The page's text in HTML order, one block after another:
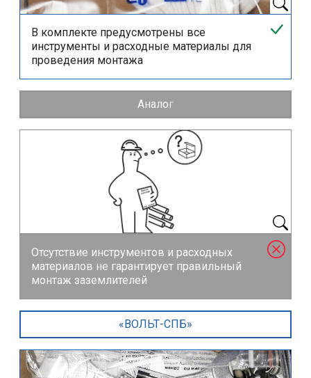
В комплекте предусмотрены все
инструменты и расходные материалы для
проведения монтажа
Аналог
Отсутствие инструментов и расходных
материалов не гарантирует правильный
монтаж заземлителей
«ВОЛЬТ-СПБ»